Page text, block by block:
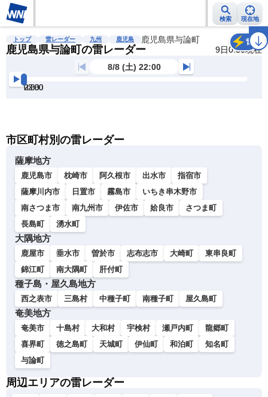
検索 現在地
雨雲レーダー 台風情報 地震情報 警報・注意報 2週間天気 ラ
トップ 雷レーダー 九州 鹿児島 鹿児島県与論町
鹿児島県与論町の雷レーダー 9日0:50現在
雷
8/8 (土) 22:00
22:00
22:30
23:00
23:30
0:00
0:30
市区町村別の雷レーダー
薩摩地方
鹿児島市 枕崎市 阿久根市 出水市
指宿市
薩摩川内市
日置市 霧島市
いちき串木野市
南さつま市
南九州市 伊佐市 姶良市
さつま町
長島町
湧水町
大隅地方
鹿屋市 垂水市 曽於市 志布志市 大崎町
東串良町
錦江町
南大隅町 肝付町
種子島・屋久島地方
西之表市 三島村 中種子町 南種子町 屋久島町
奄美地方
奄美市 十島村 大和村 宇検村 瀬戸内町
龍郷町
喜界町
徳之島町 天城町 伊仙町 和泊町
知名町
与論町
周辺エリアの雷レーダー